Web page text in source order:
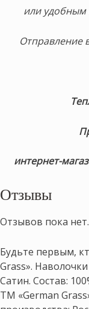
или удобным
Отправление
интернет-
Отзывы
Отзывов пока нет.
Будьте первым,
Grass».
Сатин. Состав:
ТМ «German